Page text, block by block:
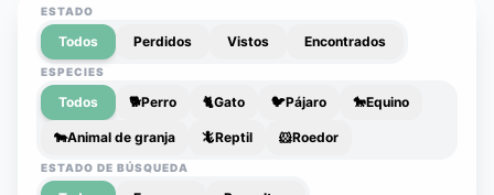
ESTADO
Todos Perdidos Vistos Encontrados
ESPECIES
Todos 🐕Perro 🐈Gato 🐦Pájaro 🐎Equino
🐄Animal de granja 🦎Reptil 🐹Roedor
ESTADO DE BÚSQUEDA